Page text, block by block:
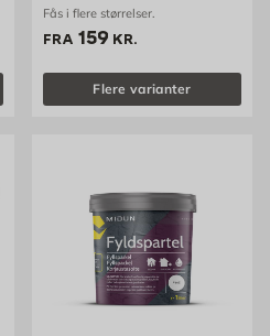
Fås i flere størrelser.
FRA Pris 159 kr. /stk
159 KR.
Flere varianter